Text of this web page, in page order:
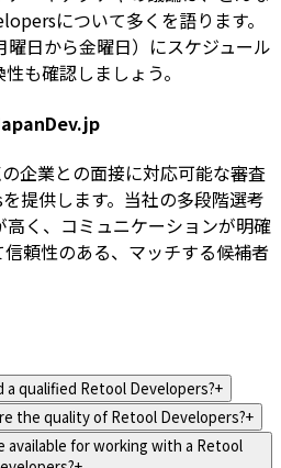
について多くを語ります。
日から金曜日）にスケジュール
も確認しましょう。
企業との面接に対応可能な審査
提供します。当社の多段階選考
高く、コミュニケーションが明確
頼性のある、マッチする候補者
qualified Retool Developers?+
the quality of Retool Developers?+
available for working with a Retool